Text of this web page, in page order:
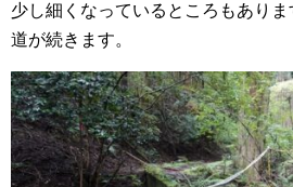
少し細くなっているところもあり
道が続きます。